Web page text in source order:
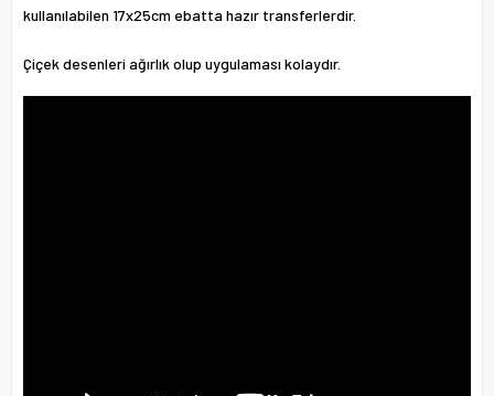
kullanılabilen 17x25cm ebatta hazır transferlerdir.
Çiçek desenleri ağırlık olup uygulaması kolaydır.